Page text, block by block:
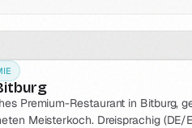
Premium-Restaurant in Bitburg,
Meisterkoch. Dreisprachig